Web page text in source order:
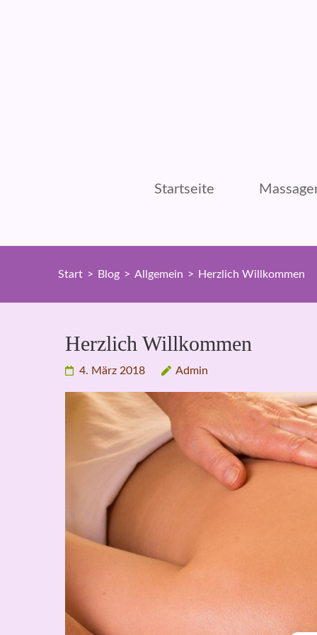
Startseite
Start > Blog > Allgemein > Herzlich Willkommen
Herzlich Willkommen
4. März 2018 Admin